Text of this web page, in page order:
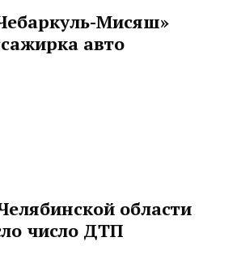
Мисяш»
авто
области
число ДТП